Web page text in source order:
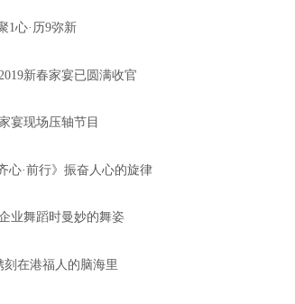
1心·历9弥新
新春家宴已圆满收官
现场压轴节目
·前行》振奋人心的旋律
舞蹈时曼妙的舞姿
港福人的脑海里